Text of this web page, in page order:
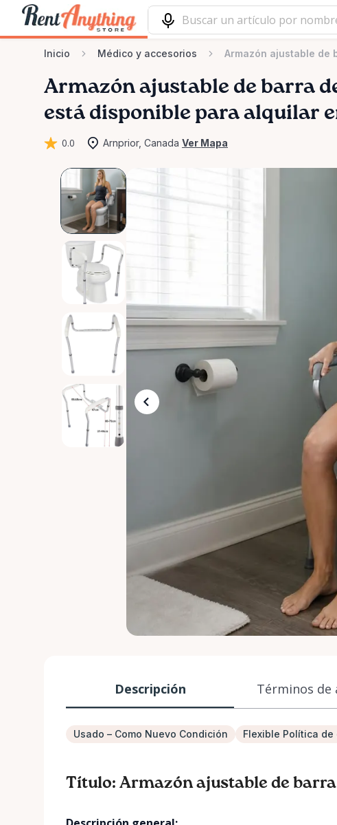
Inicio Médico y accesorios Armazón ajustable de
Armazón ajustable de barra
está disponible para alquilar
0.0 Arnprior, Canada Ver Mapa
Descripción Términos de
Usado – Como Nuevo Condición Flexible Política
Título: Armazón ajustable de